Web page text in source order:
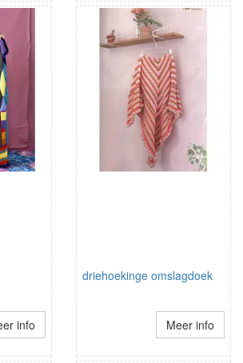
info
driehoekinge omslagdoek
Meer info